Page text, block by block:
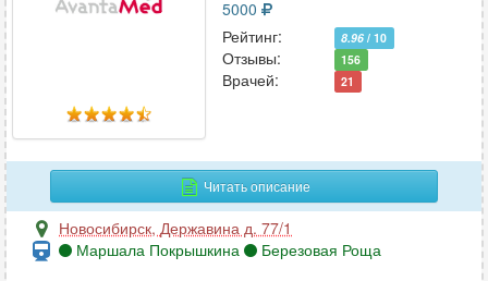
5000
Рейтинг:
8.96 / 10
Отзывы: 156
Врачей: 21
Читать описание
Новосибирск, Державина д. 77/1
Маршала Покрышкина
Березовая Роща